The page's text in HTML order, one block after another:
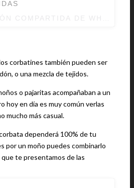
corbatines también pueden ser
o una mezcla de tejidos.
o pajaritas acompañaban a un
hoy en día es muy común verlas
mucho más casual.
dependerá 100% de tu
por un moño puedes combinarlo
te presentamos de las